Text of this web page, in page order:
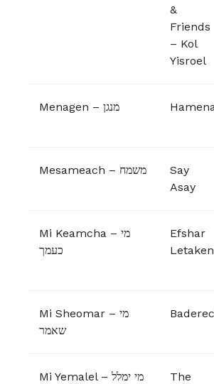
&
Friends
– Kol
Yisroel
Menagen – מנגן
Mesameach – משמח
Say
Asay
Mi Keamcha – מי
כעמך
Efshar
Letaken
Mi Sheomar – מי
שאמר
Mi Yemalel – מי ימלל
The